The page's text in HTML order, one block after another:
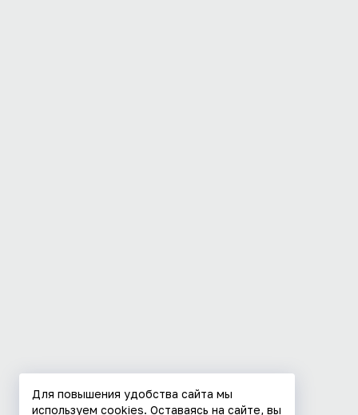
Для повышения удобства сайта мы
используем cookies. Оставаясь на сайте, вы